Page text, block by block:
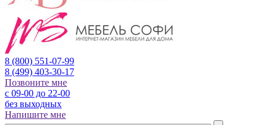
8 (800) 551-07-99
8 (499) 403-30-17
Позвоните мне
с 09-00 до 22-00
без выходных
Напишите мне